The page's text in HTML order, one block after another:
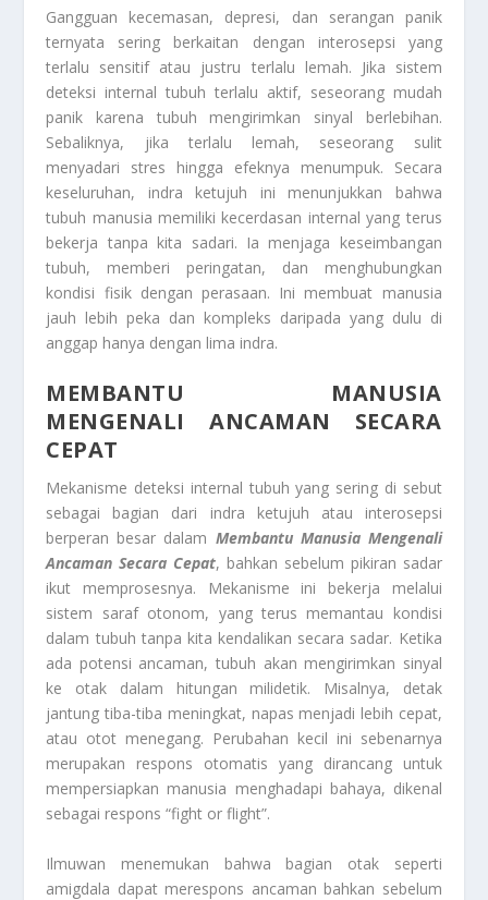
Gangguan kecemasan, depresi, dan serangan panik
ternyata sering berkaitan dengan interosepsi yang
terlalu sensitif atau justru terlalu lemah. Jika sistem
deteksi internal tubuh terlalu aktif, seseorang mudah
panik karena tubuh mengirimkan sinyal berlebihan.
Sebaliknya, jika terlalu lemah, seseorang sulit
menyadari stres hingga efeknya menumpuk. Secara
keseluruhan, indra ketujuh ini menunjukkan bahwa
tubuh manusia memiliki kecerdasan internal yang terus
bekerja tanpa kita sadari. Ia menjaga keseimbangan
tubuh, memberi peringatan, dan menghubungkan
kondisi fisik dengan perasaan. Ini membuat manusia
jauh lebih peka dan kompleks daripada yang dulu di
anggap hanya dengan lima indra.
MEMBANTU MANUSIA
MENGENALI ANCAMAN SECARA
CEPAT
Mekanisme deteksi internal tubuh yang sering di sebut
sebagai bagian dari indra ketujuh atau interosepsi
berperan besar dalam Membantu Manusia Mengenali
Ancaman Secara Cepat, bahkan sebelum pikiran sadar
ikut memprosesnya. Mekanisme ini bekerja melalui
sistem saraf otonom, yang terus memantau kondisi
dalam tubuh tanpa kita kendalikan secara sadar. Ketika
ada potensi ancaman, tubuh akan mengirimkan sinyal
ke otak dalam hitungan milidetik. Misalnya, detak
jantung tiba-tiba meningkat, napas menjadi lebih cepat,
atau otot menegang. Perubahan kecil ini sebenarnya
merupakan respons otomatis yang dirancang untuk
mempersiapkan manusia menghadapi bahaya, dikenal
sebagai respons “fight or flight”.
Ilmuwan menemukan bahwa bagian otak seperti
amigdala dapat merespons ancaman bahkan sebelum